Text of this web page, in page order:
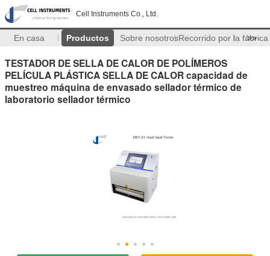
Cell Instruments Co., Ltd.
En casa Productos Sobre nosotrosRecorrido por la fábrica
>>
TESTADOR DE SELLA DE CALOR DE POLÍMEROS
PELÍCULA PLÁSTICA SELLA DE CALOR capacidad de
muestreo máquina de envasado sellador térmico de
laboratorio sellador térmico